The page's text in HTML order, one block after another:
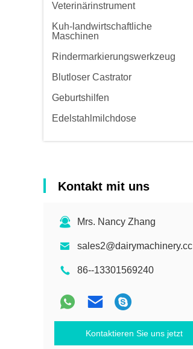
Veterinärinstrument
Kuh-landwirtschaftliche
Maschinen
Rindermarkierungswerkzeug
Blutloser Castrator
Geburtshilfen
Edelstahlmilchdose
Kontakt mit uns
Mrs. Nancy Zhang
sales2@dairymachinery.cc
86--13301569240
Kontaktieren Sie uns jetzt